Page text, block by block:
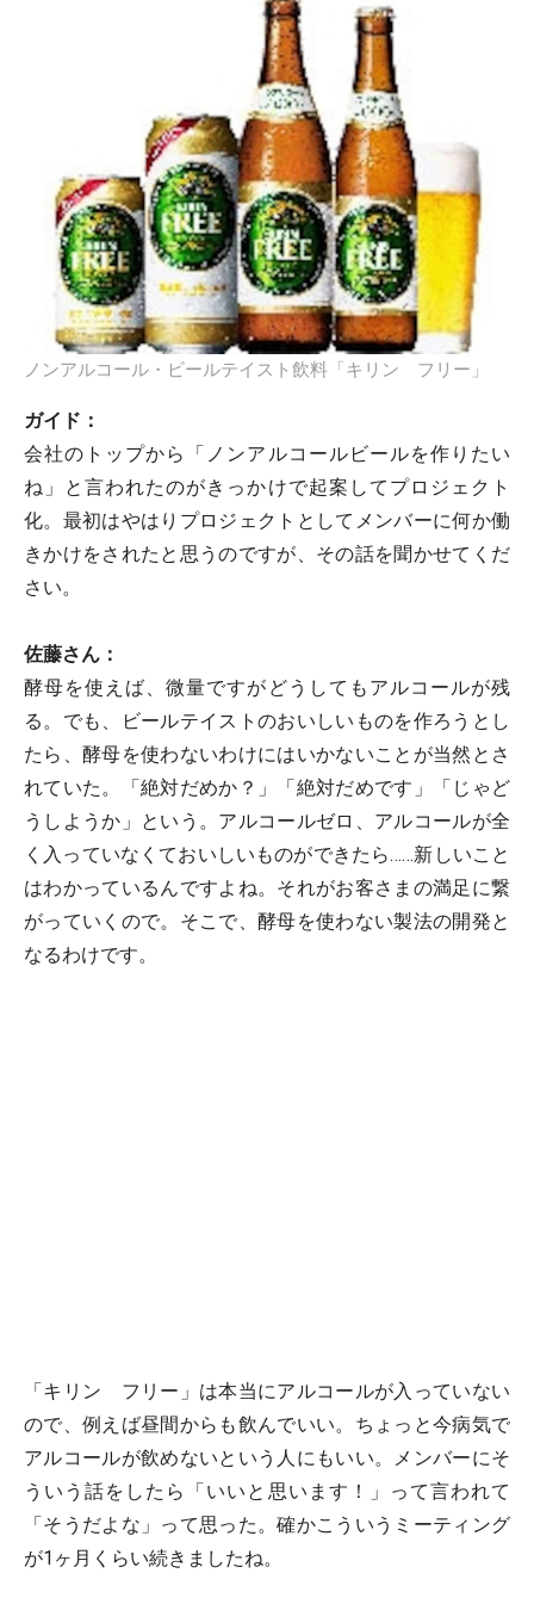
ノンアルコール・ビールテイスト飲料「キリン フリー」
ガイド：
会社のトップから「ノンアルコールビールを作りたい
ね」と言われたのがきっかけで起案してプロジェクト
化。最初はやはりプロジェクトとしてメンバーに何か働
きかけをされたと思うのですが、その話を聞かせてくだ
さい。
佐藤さん：
酵母を使えば、微量ですがどうしてもアルコールが残
る。でも、ビールテイストのおいしいものを作ろうとし
たら、酵母を使わないわけにはいかないことが当然とさ
れていた。「絶対だめか？」「絶対だめです」「じゃど
うしようか」という。アルコールゼロ、アルコールが全
く入っていなくておいしいものができたら……新しいこと
はわかっているんですよね。それがお客さまの満足に繋
がっていくので。そこで、酵母を使わない製法の開発と
なるわけです。
「キリン フリー」は本当にアルコールが入っていない
ので、例えば昼間からも飲んでいい。ちょっと今病気で
アルコールが飲めないという人にもいい。メンバーにそ
ういう話をしたら「いいと思います！」って言われて
「そうだよな」って思った。確かこういうミーティング
が1ヶ月くらい続きましたね。